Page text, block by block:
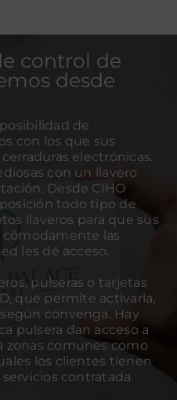
control de
desde
de
con los que sus
electrónicas.
con un llavero
Desde CIHO
todo tipo de
llaveros para que sus
las
les dé acceso.
pulseras o tarjetas
que permite activarla,
convenga. Hay
pulsera dan acceso a
zonas comunes como
los clientes tienen
contratada.